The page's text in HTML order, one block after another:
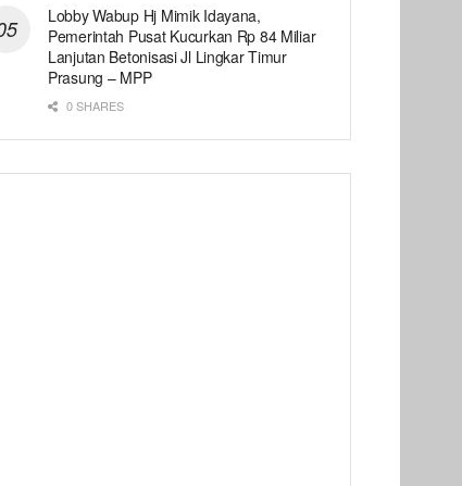
Lobby Wabup Hj Mimik Idayana,
Pemerintah Pusat Kucurkan Rp 84 Miliar
Lanjutan Betonisasi Jl Lingkar Timur
Prasung – MPP
0 SHARES